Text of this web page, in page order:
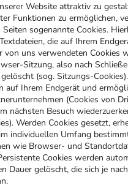
Website attraktiv zu
Funktionen zu ermöglichen,
Seiten sogenannte Cookies.
die auf Ihrem
von uns verwendeten Cookies
Sitzung, also nach
(sog. Sitzungs-
auf Ihrem Endgerät und
(Cookies von
nächsten Besuch
Werden Cookies gesetzt,
individuellen Umfang
wie Browser- und
Cookies werden
Dauer gelöscht, die sich je